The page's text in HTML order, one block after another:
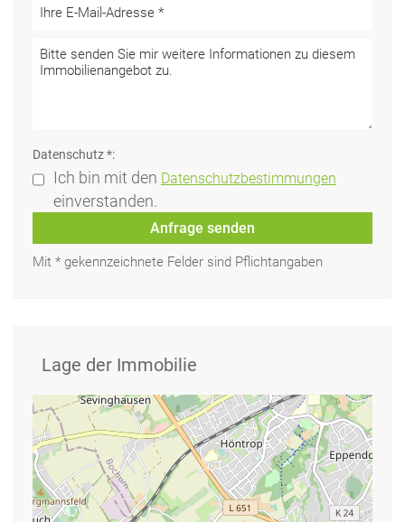
Datenschutz *:
Ich bin mit den Datenschutzbestimmungen
einverstanden.
Anfrage senden
Mit * gekennzeichnete Felder sind Pflichtangaben
Lage der Immobilie